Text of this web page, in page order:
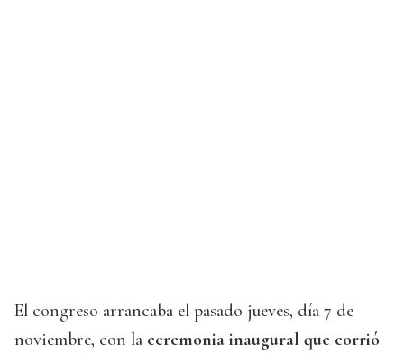
El congreso arrancaba el pasado jueves, día 7 de
noviembre, con la ceremonia inaugural que corrió